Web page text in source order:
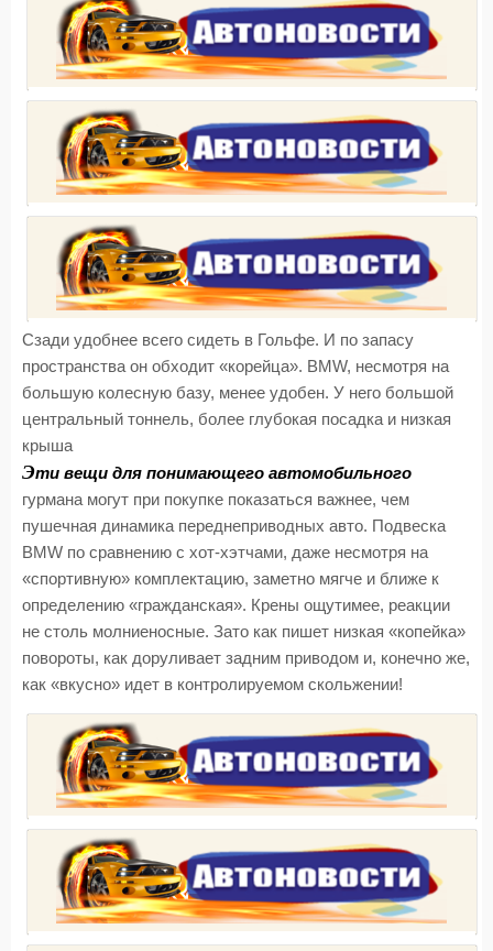
Сзади удобнее всего сидеть в Гольфе. И по запасу
пространства он обходит «корейца». BMW, несмотря на
большую колесную базу, менее удобен. У него большой
центральный тоннель, более глубокая посадка и низкая
крыша
Эти вещи для понимающего автомобильного
гурмана могут при покупке показаться важнее, чем
пушечная динамика переднеприводных авто. Подвеска
BMW по сравнению с хот-хэтчами, даже несмотря на
«спортивную» комплектацию, заметно мягче и ближе к
определению «гражданская». Крены ощутимее, реакции
не столь молниеносные. Зато как пишет низкая «копейка»
повороты, как доруливает задним приводом и, конечно же,
как «вкусно» идет в контролируемом скольжении!